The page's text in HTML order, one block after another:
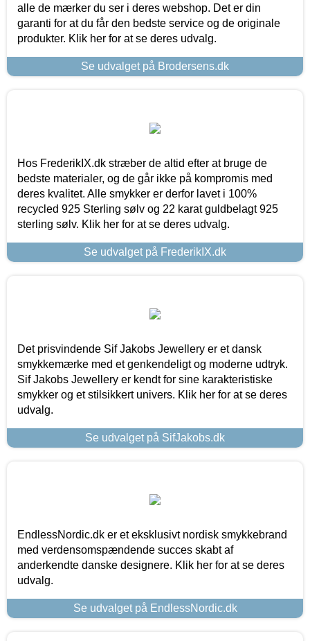
alle de mærker du ser i deres webshop. Det er din
garanti for at du får den bedste service og de originale
produkter. Klik her for at se deres udvalg.
Se udvalget på Brodersens.dk
Hos FrederikIX.dk stræber de altid efter at bruge de
bedste materialer, og de går ikke på kompromis med
deres kvalitet. Alle smykker er derfor lavet i 100%
recycled 925 Sterling sølv og 22 karat guldbelagt 925
sterling sølv. Klik her for at se deres udvalg.
Se udvalget på FrederikIX.dk
Det prisvindende Sif Jakobs Jewellery er et dansk
smykkemærke med et genkendeligt og moderne udtryk.
Sif Jakobs Jewellery er kendt for sine karakteristiske
smykker og et stilsikkert univers. Klik her for at se deres
udvalg.
Se udvalget på SifJakobs.dk
EndlessNordic.dk er et eksklusivt nordisk smykkebrand
med verdensomspændende succes skabt af
anderkendte danske designere. Klik her for at se deres
udvalg.
Se udvalget på EndlessNordic.dk